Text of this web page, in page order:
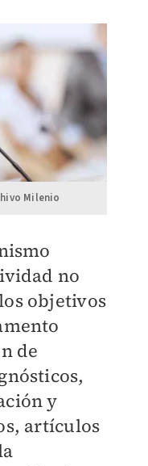
Milenio
no
objetivos
de
y
artículos